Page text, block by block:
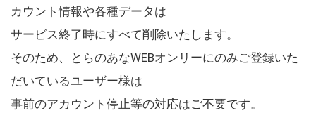
カウント情報や各種データは
サービス終了時にすべて削除いたします。
そのため、とらのあなWEBオンリーにのみご登録いた
だいているユーザー様は
事前のアカウント停止等の対応はご不要です。